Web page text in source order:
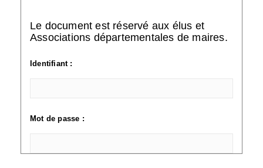
Le document est réservé aux élus et
Associations départementales de maires.
Identifiant :
Mot de passe :